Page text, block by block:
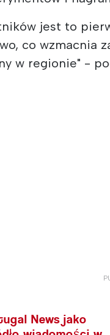
jest to
co wzmacnia
w regionie" -
News jako